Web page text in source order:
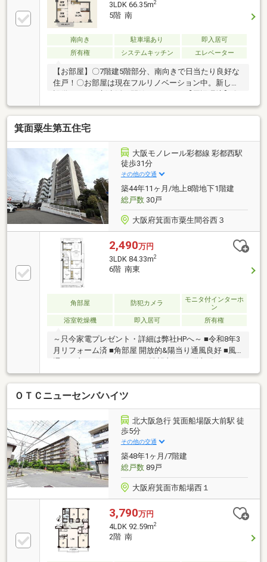
3LDK 66.35m2
5階 南
南向き 駐車場あり
即入居可
所有権
システムキッチン エレベーター
【お部屋】〇7階建5階部分、南向きで日当たり良好な
住戸！〇お部屋は現在フルリノベーション中。新しい
設備ですぐに新生活を開始できます。【周辺環境】〇
箕面船場阪大前駅から新幹線との接続駅である新大阪
駅まで乗り換えなしで約16分、大阪梅田駅まで約23分
のアクセスを実現。毎日の通勤や通学、お出かけの際
にも便利な環境です。○周囲は緑が多く、閑静な雰囲
気。静かにお過ごしいただけます。【周辺施設】〇サ
ンディ 箕面船場西店 徒歩1分○ファミリーマート箕面
船場店 徒歩3分○萱野小学校 徒歩19分○第五中学
校 徒歩16分
箕面粟生第五住宅
大阪モノレール彩都線 彩都西駅
徒歩31分
その他の交通
築44年11ヶ月/地上8階地下1階建
総戸数30戸
大阪府箕面市粟生間谷西３
2,490万円
3LDK 84.33m2
6階 南東
角部屋 防犯カメラ
モニタ付インターホ
ン
浴室乾燥機
即入居可 所有権
～只今家電プレゼント・詳細は弊社HPへ～ ■令和8年3
月リフォーム済 ■角部屋 開放的&陽当り通風良好 ■風
ＯＴＣニューセンバハイツ
北大阪急行 箕面船場阪大前駅 徒
歩5分
その他の交通
築48年1ヶ月/7階建
総戸数89戸
大阪府箕面市船場西１
3,790万円
4LDK 92.59m2
2階 南